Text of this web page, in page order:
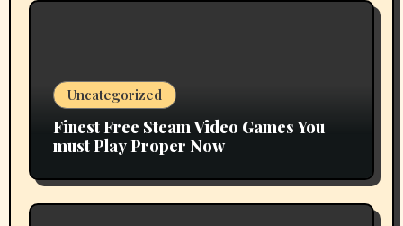
Uncategorized
Finest Free Steam Video Games You
must Play Proper Now